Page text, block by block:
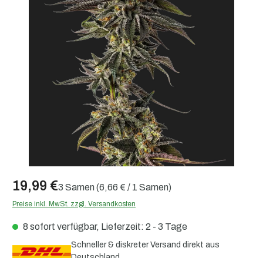
19,99 €3 Samen(6,66 € / 1 Samen)
Preise inkl. MwSt. zzgl. Versandkosten
8 sofort verfügbar, Lieferzeit: 2 - 3 Tage
Schneller & diskreter Versand direkt aus